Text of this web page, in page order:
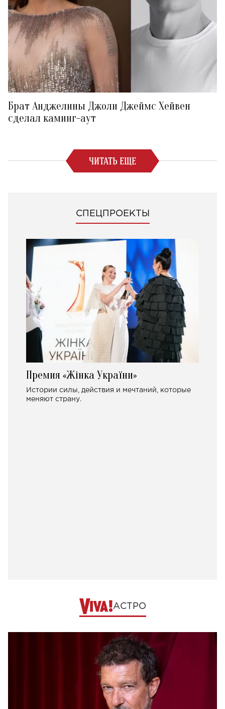
Брат Анджелины Джоли Джеймс Хейвен
сделал каминг-аут
ЧИТАТЬ ЕЩЕ
СПЕЦПРОЕКТЫ
Премия «Жінка України»
Истории силы, действия и мечтаний, которые
меняют страну.
АСТРО